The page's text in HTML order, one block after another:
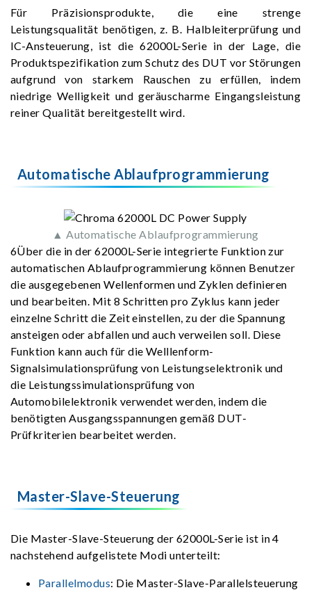
Für Präzisionsprodukte, die eine strenge
Leistungsqualität benötigen, z. B. Halbleiterprüfung und
IC-Ansteuerung, ist die 62000L-Serie in der Lage, die
Produktspezifikation zum Schutz des DUT vor Störungen
aufgrund von starkem Rauschen zu erfüllen, indem
niedrige Welligkeit und geräuscharme Eingangsleistung
reiner Qualität bereitgestellt wird.
Automatische Ablaufprogrammierung
▲ Automatische Ablaufprogrammierung
6Über die in der 62000L-Serie integrierte Funktion zur
automatischen Ablaufprogrammierung können Benutzer
die ausgegebenen Wellenformen und Zyklen definieren
und bearbeiten. Mit 8 Schritten pro Zyklus kann jeder
einzelne Schritt die Zeit einstellen, zu der die Spannung
ansteigen oder abfallen und auch verweilen soll. Diese
Funktion kann auch für die Welllenform-
Signalsimulationsprüfung von Leistungselektronik und
die Leistungssimulationsprüfung von
Automobilelektronik verwendet werden, indem die
benötigten Ausgangsspannungen gemäß DUT-
Prüfkriterien bearbeitet werden.
Master-Slave-Steuerung
Die Master-Slave-Steuerung der 62000L-Serie ist in 4
nachstehend aufgelistete Modi unterteilt:
Parallelmodus: Die Master-Slave-Parallelsteuerung